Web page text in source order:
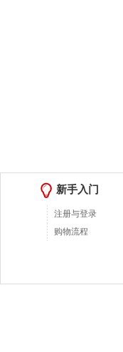
新手入门
注册与登录
购物流程